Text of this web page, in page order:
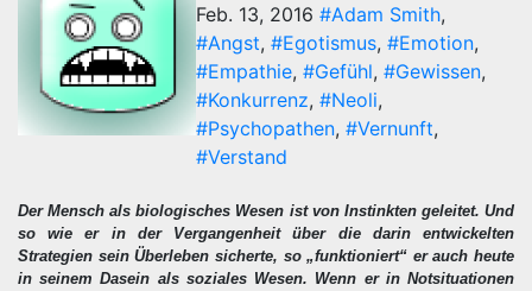
Feb. 13, 2016 #Adam Smith,
#Angst, #Egotismus, #Emotion,
#Empathie, #Gefühl, #Gewissen,
#Konkurrenz, #Neoli,
#Psychopathen, #Vernunft,
#Verstand
Der Mensch als biologisches Wesen ist von Instinkten geleitet. Und
so wie er in der Vergangenheit über die darin entwickelten
Strategien sein Überleben sicherte, so „funktioniert“ er auch heute
in seinem Dasein als soziales Wesen. Wenn er in Notsituationen